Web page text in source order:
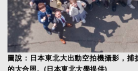
圖說：日本東北大出動空拍機攝影，捕
的大合照。(日本東北大學提供)